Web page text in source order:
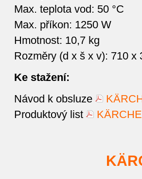
Max. teplota vod: 50 °C
Max. příkon: 1250 W
Hmotnost: 10,7 kg
Rozměry (d x š x v): 710 x
Ke stažení:
Návod k obsluze
Produktový list